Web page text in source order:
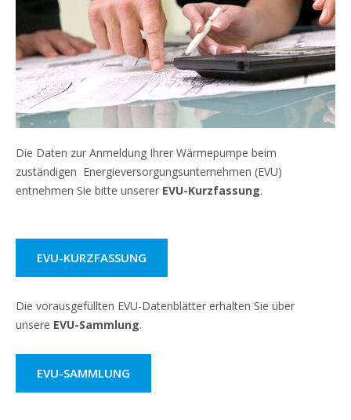
Die Daten zur Anmeldung Ihrer Wärmepumpe beim
zuständigen Energieversorgungsunternehmen (EVU)
entnehmen Sie bitte unserer EVU-Kurzfassung.
EVU-KURZFASSUNG
Die vorausgefüllten EVU-Datenblätter erhalten Sie über
unsere EVU-Sammlung.
EVU-SAMMLUNG